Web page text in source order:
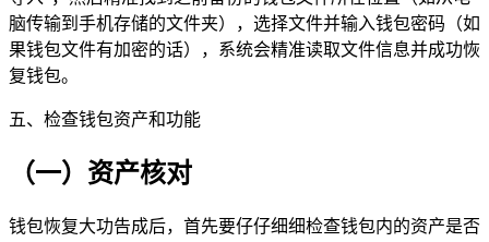
脑传输到手机存储的文件夹），选择文件并输入钱包密码（如
果钱包文件有加密的话），系统会精准读取文件信息并成功恢
复钱包。
五、检查钱包资产和功能
（一）资产核对
钱包恢复大功告成后，首先要仔仔细细检查钱包内的资产是否